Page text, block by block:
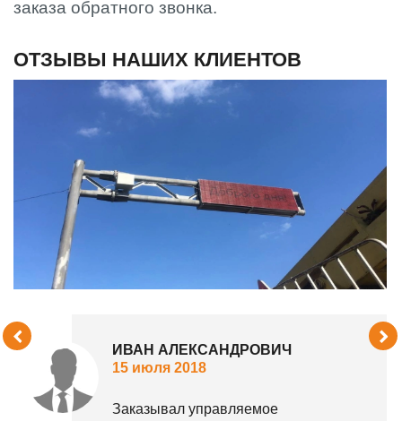
заказа обратного звонка.
ОТЗЫВЫ НАШИХ КЛИЕНТОВ
ИВАН АЛЕКСАНДРОВИЧ
15 июля 2018
Заказывал управляемое